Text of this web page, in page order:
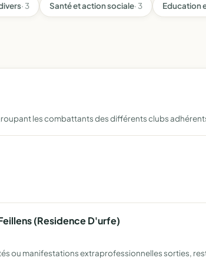
· 3 Santé et action sociale· 3 Education
les combattants des différents clubs
(Residence D'urfe)
ou manifestations extraprofessionnelles sorties,